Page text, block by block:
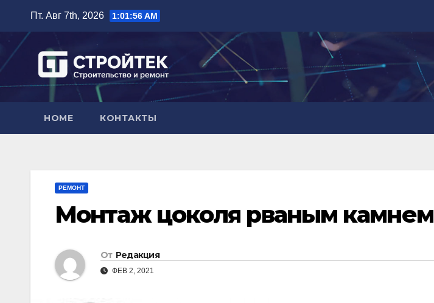
содержимому
Пт. Авг 7th, 2026 1:01:57 AM
HOME КОНТАКТЫ
РЕМОНТ
Монтаж цоколя рваным камнем
От Редакция
ФЕВ 2, 2021